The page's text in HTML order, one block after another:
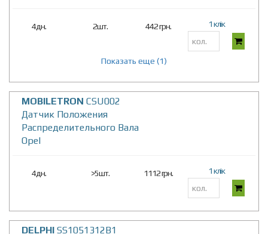
4дн. 2шт. 442 грн. 1 клік
Показать еще (1)
MOBILETRON CSU002
Датчик Положения
Распределительного Вала
Opel
4дн. >5шт. 1112 грн. 1 клік
DELPHI SS1051312B1